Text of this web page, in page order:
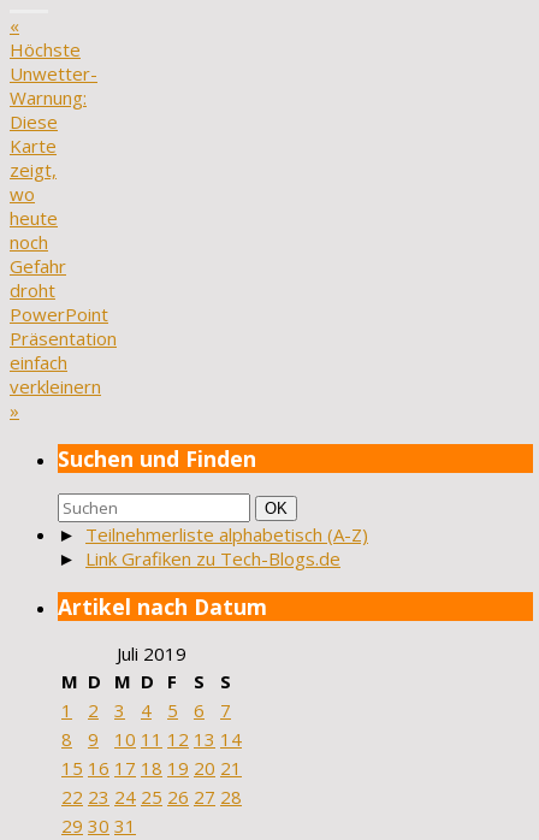
«
Höchste
Unwetter-
Warnung:
Diese
Karte
zeigt,
wo
heute
noch
Gefahr
droht
PowerPoint
Präsentation
einfach
verkleinern
»
Suchen und Finden
Suchen
nach:
Suchen
OK
► Teilnehmerliste alphabetisch (A-Z)
► Link Grafiken zu Tech-Blogs.de
Artikel nach Datum
Juli 2019
M D M D F S
S
1
2 3 4 5 6
7
8
9 10 11 12 13 14
15 16 17 18 19 20 21
22 23 24 25 26 27 28
29 30 31